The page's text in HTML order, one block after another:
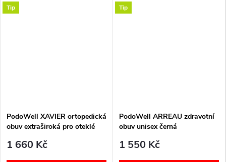
Tip
PodoWell XAVIER ortopedická
obuv extraširoká pro oteklé
1 660 Kč
Tip
PodoWell ARREAU zdravotní
obuv unisex černá
1 550 Kč